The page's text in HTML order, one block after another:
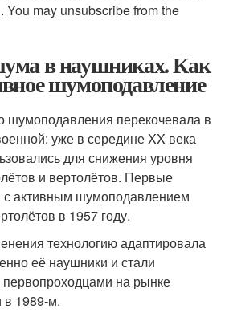
You may unsubscribe from the
в наушниках. Как
шумоподавление
шумоподавления перекочевала в
уже в середине XX века
для снижения уровня
и вертолётов. Первые
активным шумоподавлением
в 1957 году.
технологию адаптировала
её наушники и стали
на рынке
в 1989‑м.